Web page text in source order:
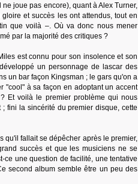
joue pas encore), quant à Alex Turner,
et succès les ont attendus, tout en
que voilà –. Où va donc nous mener
par la majorité des critiques ?
est connu pour son insolence et son
un personnage de lascar des
un bar façon Kingsman ; le gars qu'on a
"cool" à sa façon en adoptant un accent
Et voilà le premier problème qui nous
fini la sincérité du premier disque, cette
qu'il fallait se dépêcher après le premier,
succès et que les musiciens ne se
une question de facilité, une tentative
second album semble être un peu des